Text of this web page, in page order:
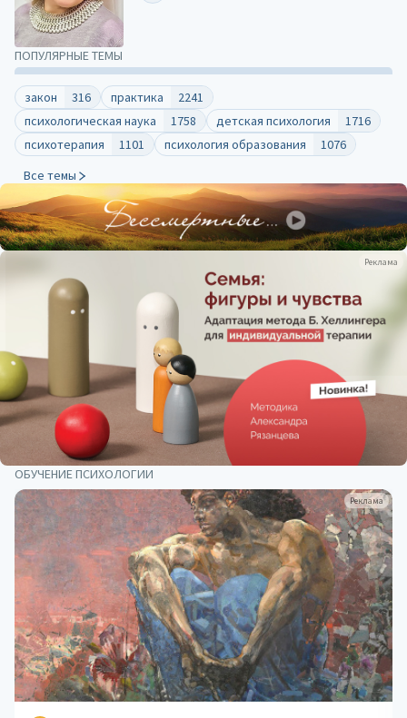
Реклама
ПОПУЛЯРНЫЕ ТЕМЫ
закон 316 практика
2241
психологическая наука
1758 детская психология
1716
психотерапия
1101 психология образования
1076
Все темы
ОБУЧЕНИЕ ПСИХОЛОГИИ
Реклама